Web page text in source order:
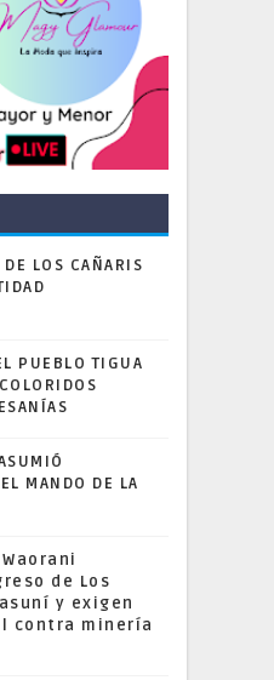
LOS CAÑARIS
PUEBLO TIGUA
MANDO DE LA
de Los
y exigen
contra minería